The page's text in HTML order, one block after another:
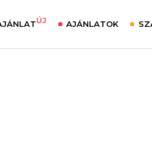
ÚJ AJÁNLATOK